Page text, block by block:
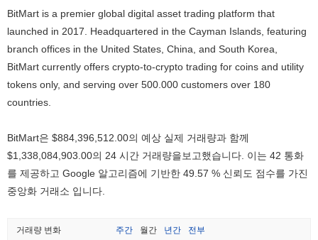
BitMart is a premier global digital asset trading platform that
launched in 2017. Headquartered in the Cayman Islands, featuring
branch offices in the United States, China, and South Korea,
BitMart currently offers crypto-to-crypto trading for coins and utility
tokens only, and serving over 500.000 customers over 180
countries.
BitMart은 $884,396,512.00의 예상 실제 거래량과 함께
$1,338,084,903.00의 24 시간 거래량을보고했습니다. 이는 42 통화
를 제공하고 Google 알고리즘에 기반한 49.57 % 신뢰도 점수를 가진
중앙화 거래소 입니다.
거래량 변화 주간 월간 년간 전부